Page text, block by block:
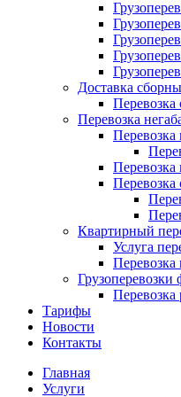
Доставка
Перевозка
Перевозка
Перевозка
Квартирный
Услуга
Перевозка
Перевозка
Тарифы
Новости
Контакты
Главная
Услуги